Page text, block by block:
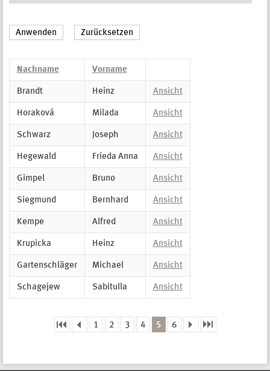
Nachname Vorname
Brandt Heinz Ansicht
Horaková Milada Ansicht
Schwarz Joseph Ansicht
Hegewald Frieda Anna Ansicht
Gimpel Bruno Ansicht
Siegmund Bernhard Ansicht
Kempe Alfred Ansicht
Krupicka Heinz Ansicht
Gartenschläger Michael Ansicht
Schagejew Sabitulla Ansicht
1 2 3 4 5 6